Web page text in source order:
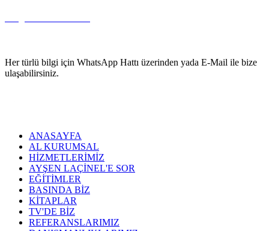
Her türlü bilgi için WhatsApp Hattı üzerinden yada E-Mail ile bize
ulaşabilirsiniz.
ANASAYFA
AL KURUMSAL
HİZMETLERİMİZ
AYŞEN LAÇİNEL'E SOR
EĞİTİMLER
BASINDA BİZ
KİTAPLAR
TV'DE BİZ
REFERANSLARIMIZ